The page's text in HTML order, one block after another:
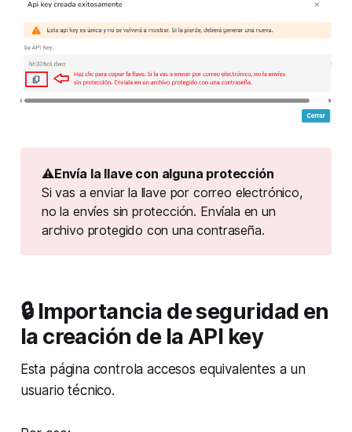
⚠️Envía la llave con alguna protección
Si vas a enviar la llave por correo electrónico,
no la envíes sin protección. Envíala en un
archivo protegido con una contraseña.
🔒 Importancia de seguridad en
la creación de la API key
Esta página controla accesos equivalentes a un
usuario técnico.